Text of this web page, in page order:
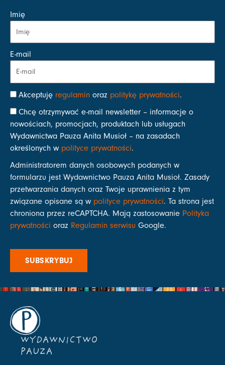
Imię
E-mail
Akceptuję regulamin oraz politykę prywatności.
Chcę otrzymywać e-mail newsletter – informacje o
nowościach, promocjach, produktach lub usługach
Wydawnictwa Pauza Anita Musioł – na zasadach
określonych w polityce prywatności.
Administratorem danych osobowych podanych w
formularzu jest Wydawnictwo Pauza Anita Musioł. Zasady
przetwarzania danych oraz Twoje uprawnienia z tym
związane opisane są w polityce prywatności. Ta strona jest
chroniona przez reCAPTCHA. Mają zastosowanie Polityka
prywatności oraz Regulamin serwisu Google.
SUBSKRYBUJ
WYDAWNICTWO
PAUZA